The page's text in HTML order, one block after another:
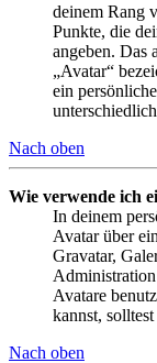
deinem Rang
Punkte, die
angeben. Das
„Avatar“
ein
Nach oben
Wie verwende ich
In deinem
Avatar über
Gravatar,
Avatare
kannst,
Nach oben